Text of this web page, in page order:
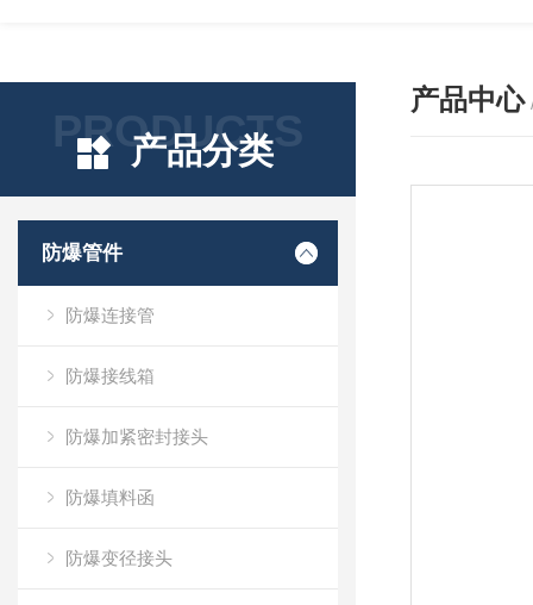
PRODUCTS
产品分类
防爆管件
防爆连接管
防爆接线箱
防爆加紧密封接头
防爆填料函
防爆变径接头
产品中心